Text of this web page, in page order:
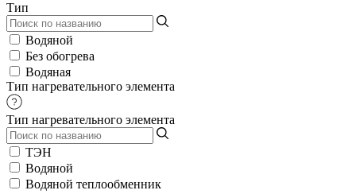
Тип
Водяной
Без обогрева
Водяная
Тип нагревательного элемента
Тип нагревательного элемента
ТЭН
Водяной
Водяной теплообменник